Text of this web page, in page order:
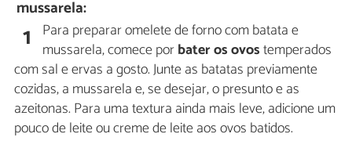
mussarela:
1 Para preparar omelete de forno com batata e
mussarela, comece porbater os ovostemperados
com sal e ervas a gosto. Junte as batatas previamente
cozidas, a mussarela e, se desejar, o presunto e as
azeitonas. Para uma textura ainda mais leve, adicione um
pouco de leite ou creme de leite aos ovos batidos.